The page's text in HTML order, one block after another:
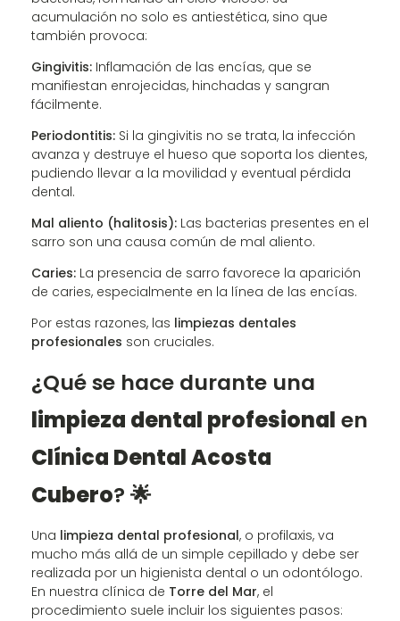
acumulación no solo es antiestética, sino que
también provoca:
Gingivitis: Inflamación de las encías, que se
manifiestan enrojecidas, hinchadas y sangran
fácilmente.
Periodontitis: Si la gingivitis no se trata, la infección
avanza y destruye el hueso que soporta los dientes,
pudiendo llevar a la movilidad y eventual pérdida
dental.
Mal aliento (halitosis): Las bacterias presentes en el
sarro son una causa común de mal aliento.
Caries: La presencia de sarro favorece la aparición
de caries, especialmente en la línea de las encías.
Por estas razones, las limpiezas dentales
profesionales son cruciales.
¿Qué se hace durante una
limpieza dental profesional en
Clínica Dental Acosta
Cubero? 🌟
Una limpieza dental profesional, o profilaxis, va
mucho más allá de un simple cepillado y debe ser
realizada por un higienista dental o un odontólogo.
En nuestra clínica de Torre del Mar, el
procedimiento suele incluir los siguientes pasos: